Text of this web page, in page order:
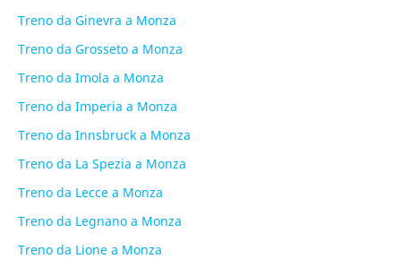
Treno da Ginevra a Monza
Treno da Grosseto a Monza
Treno da Imola a Monza
Treno da Imperia a Monza
Treno da Innsbruck a Monza
Treno da La Spezia a Monza
Treno da Lecce a Monza
Treno da Legnano a Monza
Treno da Lione a Monza